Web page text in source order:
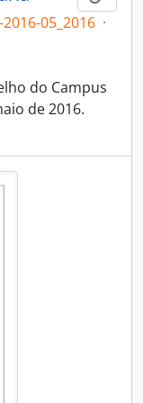
2016-05_2016 ·
do Campus
de 2016.